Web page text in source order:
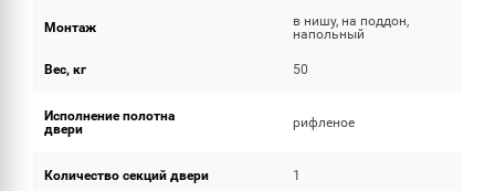
Монтаж
в нишу, на поддон,
напольный
Вес, кг 50
Исполнение полотна
двери
рифленое
Количество секций двери 1